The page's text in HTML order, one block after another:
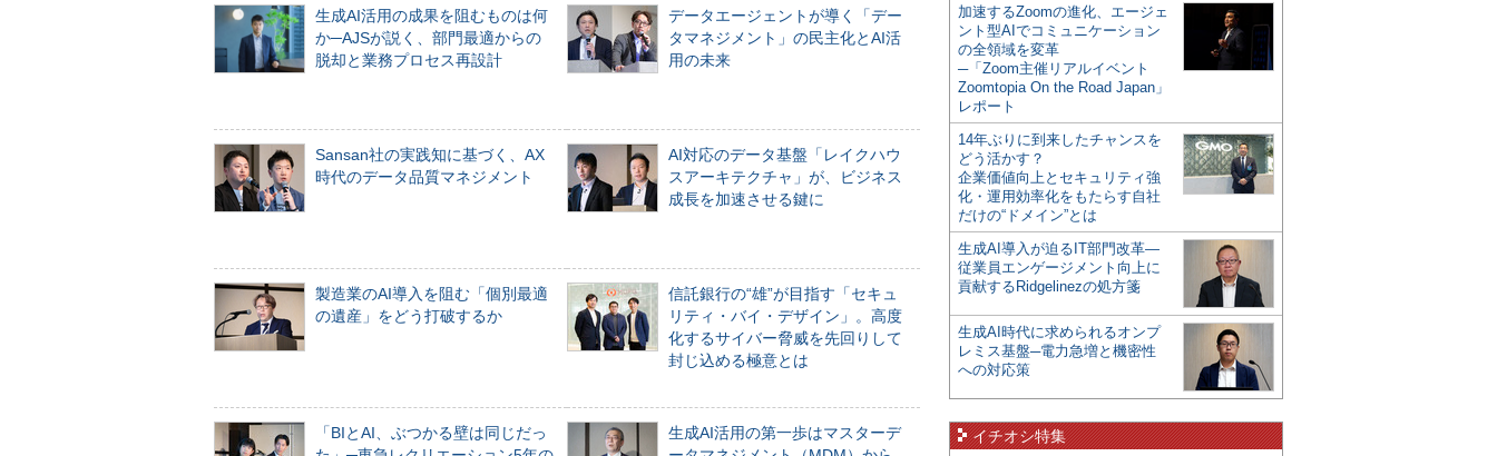
生成AI活用の成果を阻むものは何
か─AJSが説く、部門最適からの
脱却と業務プロセス再設計
データエージェントが導く「デー
タマネジメント」の民主化とAI活
用の未来
Sansan社の実践知に基づく、AX
時代のデータ品質マネジメント
AI対応のデータ基盤「レイクハウ
スアーキテクチャ」が、ビジネス
成長を加速させる鍵に
製造業のAI導入を阻む「個別最適
の遺産」をどう打破するか
信託銀行の“雄”が目指す「セキュ
リティ・バイ・デザイン」。高度
化するサイバー脅威を先回りして
封じ込める極意とは
「BIとAI、ぶつかる壁は同じだっ
生成AI活用の第一歩はマスターデ
加速するZoomの進化、エージェ
ント型AIでコミュニケーション
の全領域を変革
─「Zoom主催リアルイベント
Zoomtopia On the Road Japan」
レポート
14年ぶりに到来したチャンスを
どう活かす？
企業価値向上とセキュリティ強
化・運用効率化をもたらす自社
だけの“ドメイン”とは
生成AI導入が迫るIT部門改革―
従業員エンゲージメント向上に
貢献するRidgelinezの処方箋
生成AI時代に求められるオンプ
レミス基盤─電力急増と機密性
への対応策
イチオシ特集